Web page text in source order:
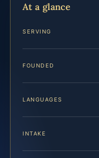
At a glance
SERVING
FOUNDED
LANGUAGES
INTAKE